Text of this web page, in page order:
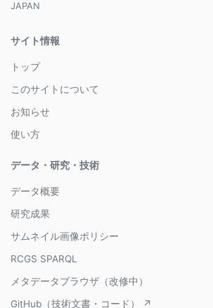
JAPAN
サイト情報
トップ
このサイトについて
お知らせ
使い方
データ・研究・技術
データ概要
研究成果
サムネイル画像ポリシー
RCGS SPARQL
メタデータブラウザ（改修中）
GitHub（技術文書・コード） ↗